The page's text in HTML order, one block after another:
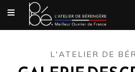
L'ATELIER DE